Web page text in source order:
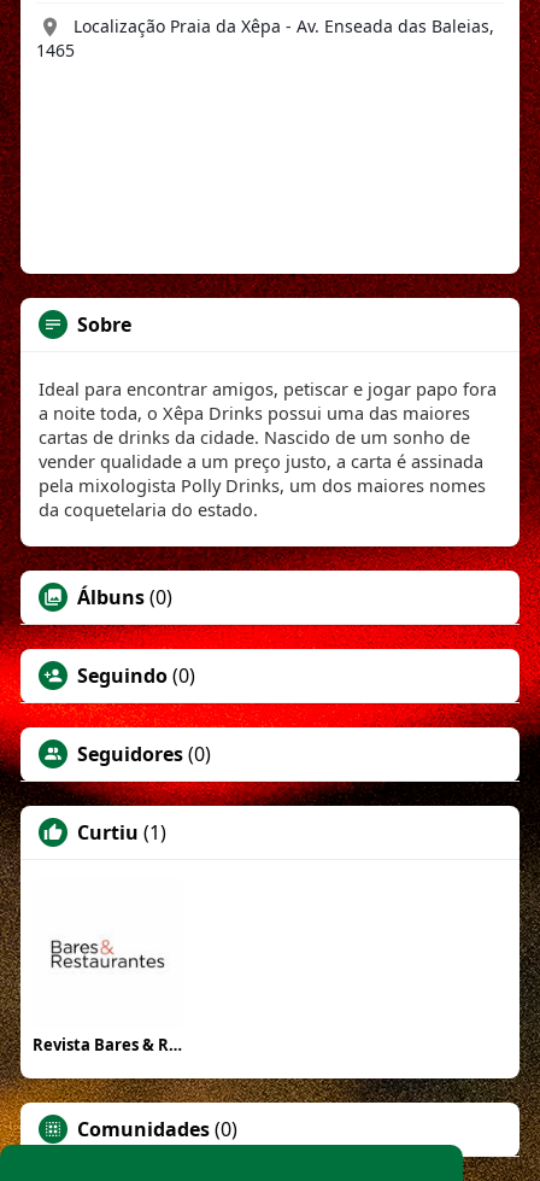
Localização Praia da Xêpa - Av. Enseada das Baleias,
1465
Sobre
Ideal para encontrar amigos, petiscar e jogar papo fora
a noite toda, o Xêpa Drinks possui uma das maiores
cartas de drinks da cidade. Nascido de um sonho de
vender qualidade a um preço justo, a carta é assinada
pela mixologista Polly Drinks, um dos maiores nomes
da coquetelaria do estado.
Álbuns(0)
Seguindo(0)
Seguidores(0)
Curtiu (1)
Revista Bares & Restaurantes
Comunidades(0)